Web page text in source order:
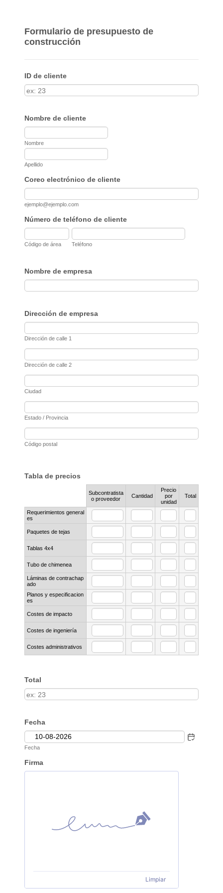
Formulario de presupuesto de
construcción
ID de cliente
Nombre de cliente
Nombre
Apellido
Coreo electrónico de cliente
ejemplo@ejemplo.com
Número de teléfono de cliente
Código de área Teléfono
Nombre de empresa
Dirección de empresa
Dirección de calle 1
Dirección de calle 2
Ciudad
Estado / Provincia
Código postal
Tabla de precios
Subcontratista
o proveedor
Cantidad
Precio
por
unidad
Total
Requerimientos general
es
Paquetes de tejas
Tablas 4x4
Tubo de chimenea
Láminas de contrachap
ado
Planos y especificacion
es
Costes de impacto
Costes de ingeniería
Costes administrativos
Total
Fecha
Fecha
Firma
Limpiar